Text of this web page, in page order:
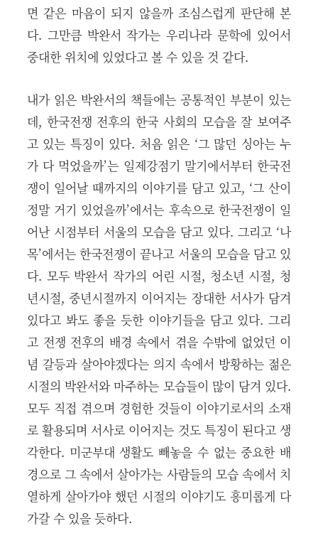
면 같은 마음이 되지 않을까 조심스럽게 판단해 본
다. 그만큼 박완서 작가는 우리나라 문학에 있어서
중대한 위치에 있었다고 볼 수 있을 것 같다.
내가 읽은 박완서의 책들에는 공통적인 부분이 있는
데, 한국전쟁 전후의 한국 사회의 모습을 잘 보여주
고 있는 특징이 있다. 처음 읽은 ‘그 많던 싱아는 누
가 다 먹었을까’는 일제강점기 말기에서부터 한국전
쟁이 일어날 때까지의 이야기를 담고 있고, ‘그 산이
정말 거기 있었을까’에서는 후속으로 한국전쟁이 일
어난 시점부터 서울의 모습을 담고 있다. 그리고 ‘나
목’에서는 한국전쟁이 끝나고 서울의 모습을 담고 있
다. 모두 박완서 작가의 어린 시절, 청소년 시절, 청
년시절, 중년시절까지 이어지는 장대한 서사가 담겨
있다고 봐도 좋을 듯한 이야기들을 담고 있다. 그리
고 전쟁 전후의 배경 속에서 겪을 수밖에 없었던 이
념 갈등과 살아야겠다는 의지 속에서 방황하는 젊은
시절의 박완서와 마주하는 모습들이 많이 담겨 있다.
모두 직접 겪으며 경험한 것들이 이야기로서의 소재
로 활용되며 서사로 이어지는 것도 특징이 된다고 생
각한다. 미군부대 생활도 빼놓을 수 없는 중요한 배
경으로 그 속에서 살아가는 사람들의 모습 속에서 치
열하게 살아가야 했던 시절의 이야기도 흥미롭게 다
가갈 수 있을 듯하다.